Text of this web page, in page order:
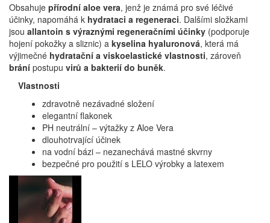
Obsahuje přírodní aloe vera, jenž je známá pro své léčivé
účinky, napomáhá k hydrataci a regeneraci. Dalšími složkami
jsou allantoin s výraznými regeneračními účinky (podporuje
hojení pokožky a sliznic) a kyselina hyaluronová, která má
výjimečné hydratační a viskoelastické vlastnosti, zároveň
brání postupu virů a bakterií do buněk.
Vlastnosti
zdravotně nezávadné složení
elegantní flakonek
PH neutrální – výtažky z Aloe Vera
dlouhotrvající účinek
na vodní bázi – nezanechává mastné skvrny
bezpečné pro použití s LELO výrobky a latexem